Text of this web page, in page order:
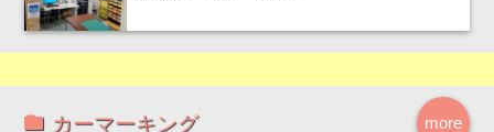
more
カーマーキング